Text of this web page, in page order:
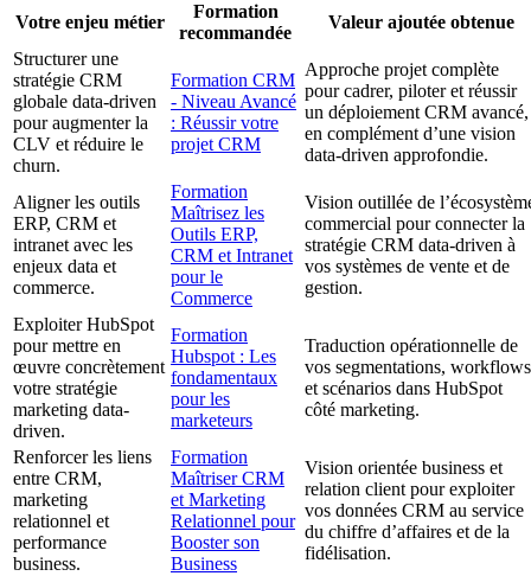
Votre enjeu métier
Formation
recommandée
Valeur ajoutée obtenue
Structurer une
stratégie CRM
globale data-driven
pour augmenter la
CLV et réduire le
churn.
Formation CRM
- Niveau Avancé
: Réussir votre
projet CRM
Approche projet complète
pour cadrer, piloter et réussir
un déploiement CRM avancé,
en complément d’une vision
data-driven approfondie.
Aligner les outils
ERP, CRM et
intranet avec les
enjeux data et
commerce.
Formation
Maîtrisez les
Outils ERP,
CRM et Intranet
pour le
Commerce
Vision outillée de
commercial pour connecter la
stratégie CRM data-driven à
vos systèmes de vente et de
gestion.
Exploiter HubSpot
pour mettre en
œuvre concrètement
votre stratégie
marketing data-
driven.
Formation
Hubspot : Les
fondamentaux
pour les
marketeurs
Traduction opérationnelle de
vos segmentations, workflows
et scénarios dans HubSpot
côté marketing.
Renforcer les liens
entre CRM,
marketing
relationnel et
performance
business.
Formation
Maîtriser CRM
et Marketing
Relationnel pour
Booster son
Business
Vision orientée business et
relation client pour exploiter
vos données CRM au service
du chiffre d’affaires et de la
fidélisation.